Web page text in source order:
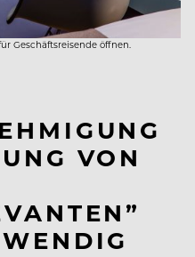
Geschäftsreisende öffnen.
VON